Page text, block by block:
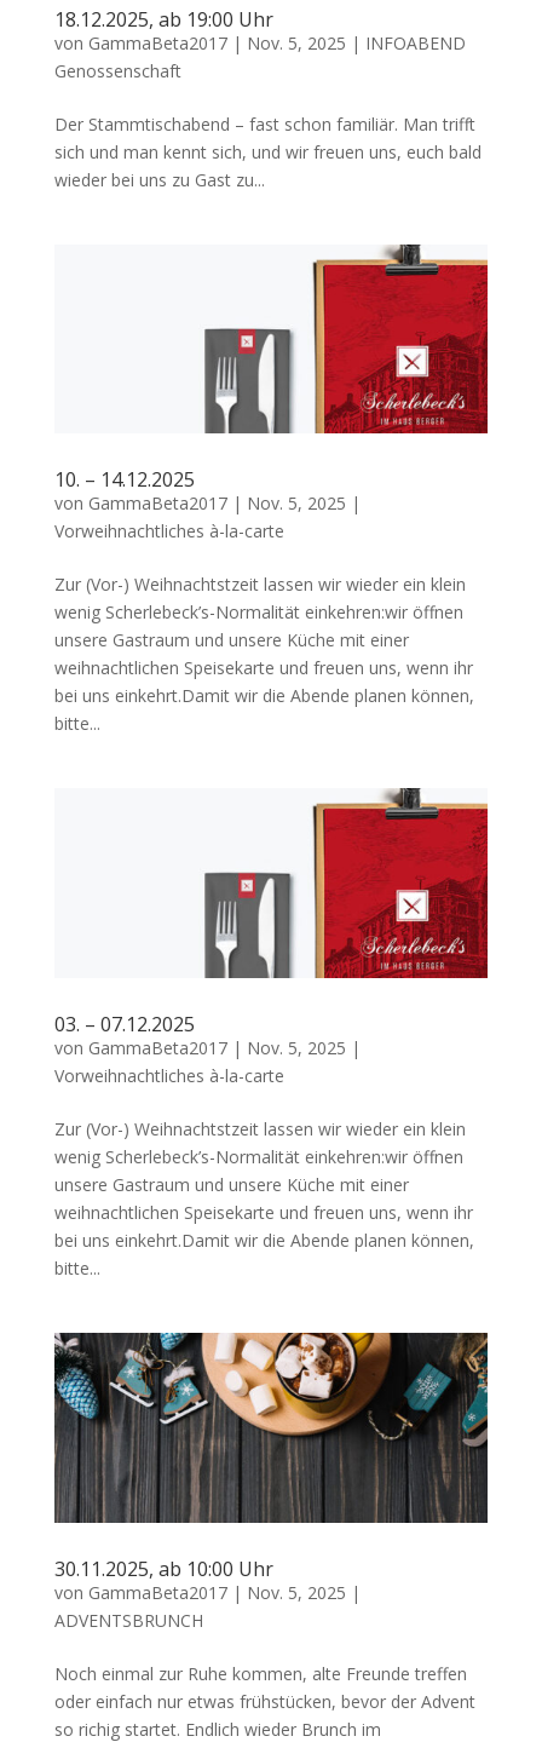
18.12.2025, ab 19:00 Uhr
von GammaBeta2017| Nov. 5, 2025 | INFOABEND
Genossenschaft
Der Stammtischabend – fast schon familiär. Man trifft
sich und man kennt sich, und wir freuen uns, euch bald
wieder bei uns zu Gast zu...
10. – 14.12.2025
von GammaBeta2017| Nov. 5, 2025 |
Vorweihnachtliches à-la-carte
Zur (Vor-) Weihnachtstzeit lassen wir wieder ein klein
wenig Scherlebeck’s-Normalität einkehren:wir öffnen
unsere Gastraum und unsere Küche mit einer
weihnachtlichen Speisekarte und freuen uns, wenn ihr
bei uns einkehrt.Damit wir die Abende planen können,
bitte...
03. – 07.12.2025
von GammaBeta2017| Nov. 5, 2025 |
Vorweihnachtliches à-la-carte
Zur (Vor-) Weihnachtstzeit lassen wir wieder ein klein
wenig Scherlebeck’s-Normalität einkehren:wir öffnen
unsere Gastraum und unsere Küche mit einer
weihnachtlichen Speisekarte und freuen uns, wenn ihr
bei uns einkehrt.Damit wir die Abende planen können,
bitte...
30.11.2025, ab 10:00 Uhr
von GammaBeta2017| Nov. 5, 2025 |
ADVENTSBRUNCH
Noch einmal zur Ruhe kommen, alte Freunde treffen
oder einfach nur etwas frühstücken, bevor der Advent
so richig startet. Endlich wieder Brunch im